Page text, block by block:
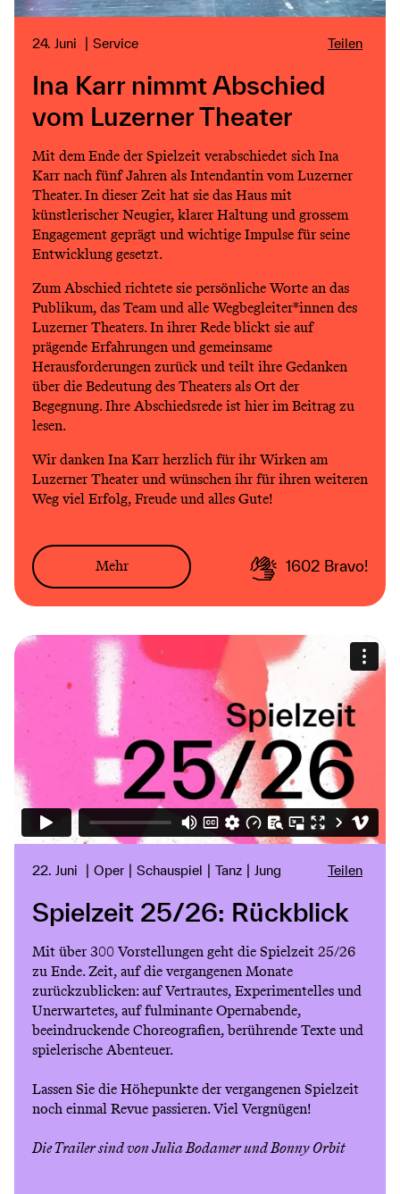
24. Juni Service Teilen
Ina Karr nimmt Abschied
vom Luzerner Theater
Mit dem Ende der Spielzeit verabschiedet sich Ina
Karr nach fünf Jahren als Intendantin vom Luzerner
Theater. In dieser Zeit hat sie das Haus mit
künstlerischer Neugier, klarer Haltung und grossem
Engagement geprägt und wichtige Impulse für seine
Entwicklung gesetzt.
Zum Abschied richtete sie persönliche Worte an das
Publikum, das Team und alle Wegbegleiter*innen des
Luzerner Theaters. In ihrer Rede blickt sie auf
prägende Erfahrungen und gemeinsame
Herausforderungen zurück und teilt ihre Gedanken
über die Bedeutung des Theaters als Ort der
Begegnung. Ihre Abschiedsrede ist hier im Beitrag zu
lesen.
Wir danken Ina Karr herzlich für ihr Wirken am
Luzerner Theater und wünschen ihr für ihren weiteren
Weg viel Erfolg, Freude und alles Gute!
Mehr 1602 Bravo!
22. Juni Oper Schauspiel Tanz Jung Teilen
Spielzeit 25/26: Rückblick
Mit über 300 Vorstellungen geht die Spielzeit 25/26
zu Ende. Zeit, auf die vergangenen Monate
zurückzublicken: auf Vertrautes, Experimentelles und
Unerwartetes, auf fulminante Opernabende,
beeindruckende Choreografien, berührende Texte und
spielerische Abenteuer.
Lassen Sie die Höhepunkte der vergangenen Spielzeit
noch einmal Revue passieren. Viel Vergnügen!
Die Trailer sind von Julia Bodamer und Bonny Orbit